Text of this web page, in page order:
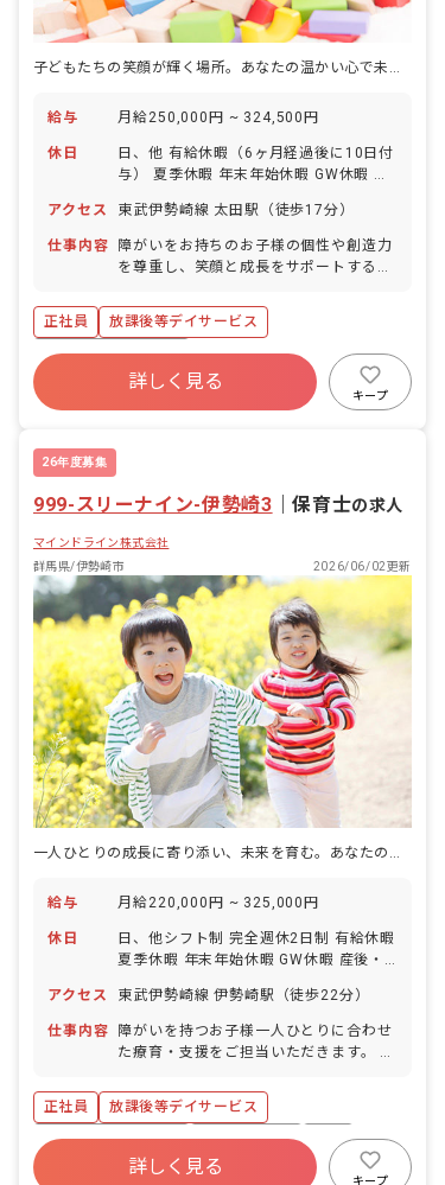
子どもたちの笑顔が輝く場所。あなたの温かい心で未来を育みませんか？
給与 月給250,000円 ~ 324,500円
休日
日、他 有給休暇（6ヶ月経過後に10日付
与） 夏季休暇 年末年始休暇 GW休暇 ※
アクセス
東武伊勢崎線 太田駅（徒歩17分）
仕事内容
障がいをお持ちのお子様の個性や創造力
を尊重し、笑顔と成長をサポートするお
サービス事業所にて、以下の業務を担当
していただきます。 ・障がい児の自立支
援、発達支援 ・相談支援、支援計画の評
価 ・療育プログラムの作成、及び指導
正社員
放課後等デイサービス
ボーナス・賞与あり
寮・住宅・家賃補助あり
社会保険完備
残業少なめ
詳しく見る
キープ
26年度募集
999-スリーナイン-伊勢崎3 ｜保育士の求人
マインドライン株式会社
群馬県/伊勢崎市
2026/06/02更新
一人ひとりの成長に寄り添い、未来を育む。あなたの温かい心が輝く場所がここにあります。
給与 月給220,000円 ~ 325,000円
休日
日、他シフト制 完全週休2日制 有給休暇
夏季休暇 年末年始休暇 GW休暇 産後・
日、または結婚記念日） 看護休暇 介護
休暇 ※年間休日112日
アクセス 東武伊勢崎線 伊勢崎駅（徒歩22分）
仕事内容
障がいを持つお子様一人ひとりに合わせ
た療育・支援をご担当いただきます。 具
迎業務（私有車を使用。ガソリン代は会
社負担いたします。） ・宿題のサポート
・レクリエーションや知育活動の実施 ・
手作りおやつなどを通じた食育活動 ・自
立に向けた社会的スキルのサポート ・保
正社員
放課後等デイサービス
ボーナス・賞与あり
社会保険完備
有給
昇給昇進あり 産休育休制度
詳しく見る
キープ